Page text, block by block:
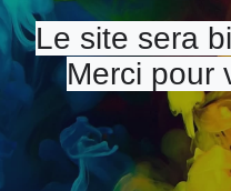
Le site sera
Merci pour